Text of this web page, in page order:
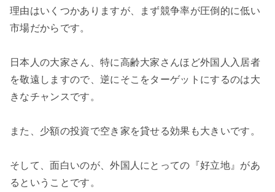
理由はいくつかありますが、まず競争率が圧倒的に低い
市場だからです。
日本人の大家さん、特に高齢大家さんほど外国人入居者
を敬遠しますので、逆にそこをターゲットにするのは大
きなチャンスです。
また、少額の投資で空き家を貸せる効果も大きいです。
そして、面白いのが、外国人にとっての『好立地』があ
るということです。